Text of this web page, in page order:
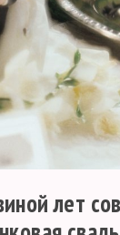
лет